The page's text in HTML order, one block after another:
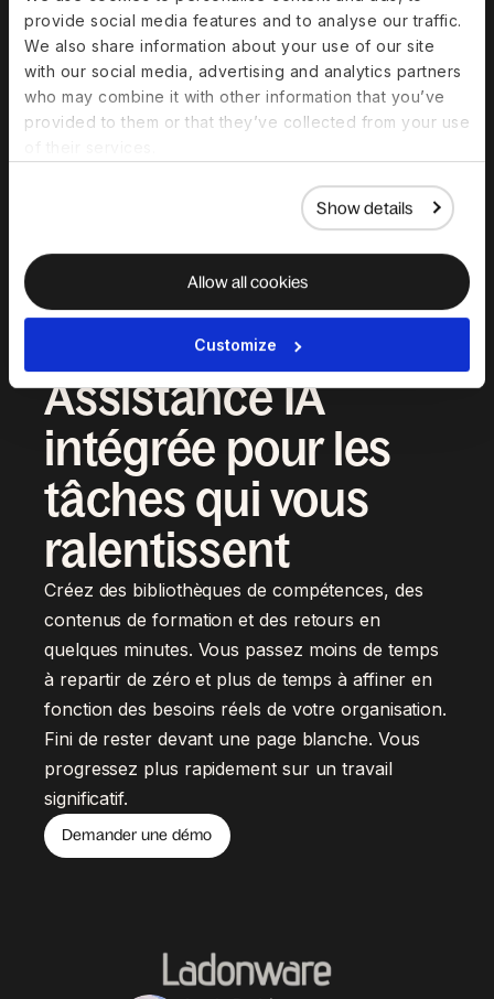
provide social media features and to analyse our traffic.
We also share information about your use of our site
with our social media, advertising and analytics partners
who may combine it with other information that you’ve
provided to them or that they’ve collected from your use
Show details
Allow all cookies
Customize
Assistance IA
intégrée pour les
tâches qui vous
ralentissent
Créez des bibliothèques de compétences, des
contenus de formation et des retours en
quelques minutes. Vous passez moins de temps
à repartir de zéro et plus de temps à affiner en
fonction des besoins réels de votre organisation.
Fini de rester devant une page blanche. Vous
progressez plus rapidement sur un travail
significatif.
Demander une démo